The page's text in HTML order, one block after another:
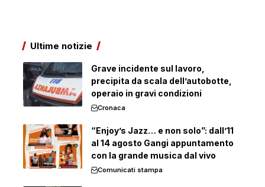
Ultime notizie
Grave incidente sul lavoro,
precipita da scala dell’autobotte,
operaio in gravi condizioni
Cronaca
“Enjoy’s Jazz… e non solo”: dall’11
al 14 agosto Gangi appuntamento
con la grande musica dal vivo
Comunicati stampa